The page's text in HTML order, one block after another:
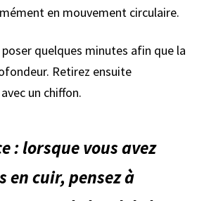
en mouvement circulaire.
poser quelques minutes afin que la
Retirez ensuite
un chiffon.
: lorsque vous avez
en cuir, pensez à